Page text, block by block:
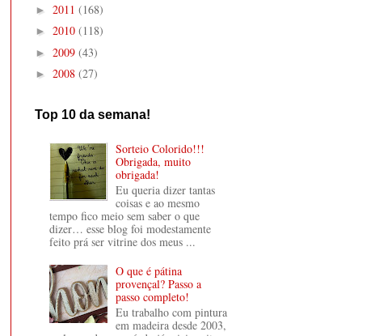
► 2011 (168)
► 2010 (118)
► 2009 (43)
► 2008 (27)
Top 10 da semana!
Sorteio Colorido!!!
Obrigada, muito
obrigada!
Eu queria dizer tantas
coisas e ao mesmo
tempo fico meio sem saber o que
dizer… esse blog foi modestamente
feito prá ser vitrine dos meus ...
O que é pátina
provençal? Passo a
passo completo!
Eu trabalho com pintura
em madeira desde 2003,